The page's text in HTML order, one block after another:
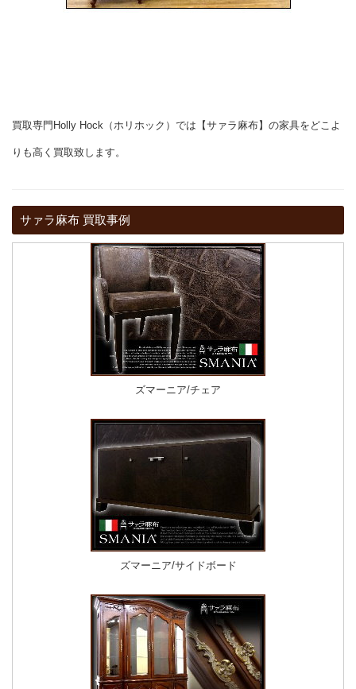
買取専門Holly Hock（ホリホック）では【サァラ麻布】の家具をどこよ
りも高く買取致します。
サァラ麻布 買取事例
ズマーニア/チェア
ズマーニア/サイドボード